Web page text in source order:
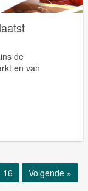
de
en van
Page
16 Volgende »